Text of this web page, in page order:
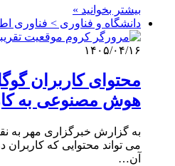
بیشتر بخوانید »
دانشگاه و فناوری > فناوری
۱۴۰۵/۰۴/۱۶
محتوای کاربران
هوش مصنوعی به
به گزارش خبرگزاری مهر به
می تواند محتوایی که
آن…